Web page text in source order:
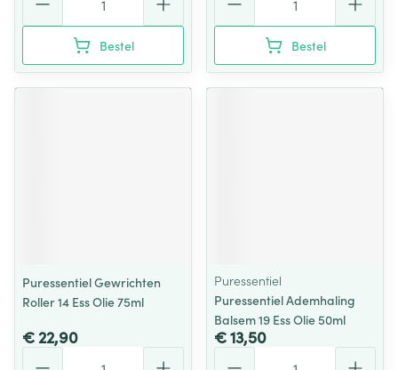
Bestel Bestel
Puressentiel Gewrichten
Roller 14 Ess Olie 75ml
€ 22,90
Puressentiel
Puressentiel Ademhaling
Balsem 19 Ess Olie 50ml
€ 13,50